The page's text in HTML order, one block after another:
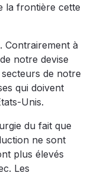
la frontière cette
Contrairement à
notre devise
de notre
qui doivent
Unis.
du fait que
ne sont
plus élevés
Les